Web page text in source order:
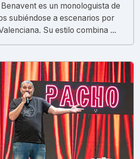
es un monologuista de
subiéndose a escenarios por
Su estilo combina ...